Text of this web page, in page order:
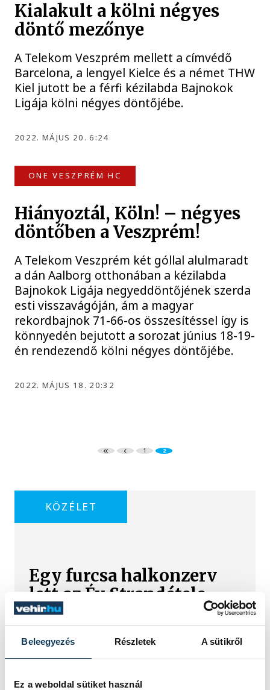
Beleegyezés Részletek A sütikről
Ez a weboldal sütiket használ
Kialakult a kölni négyes
döntő mezőnye
A Telekom Veszprém mellett a címvédő
Barcelona, a lengyel Kielce és a német THW
Kiel jutott be a férfi kézilabda Bajnokok
Ligája kölni négyes döntőjébe.
2022. MÁJUS 20. 6:24
ONE VESZPRÉM HC
Hiányoztál, Köln! – négyes
döntőben a Veszprém!
A Telekom Veszprém két góllal alulmaradt
a dán Aalborg otthonában a kézilabda
Bajnokok Ligája negyeddöntőjének szerda
esti visszavágóján, ám a magyar
rekordbajnok 71-66-os összesítéssel így is
könnyedén bejutott a sorozat június 18-19-
én rendezendő kölni négyes döntőjébe.
2022. MÁJUS 18. 20:32
1 2
KÖZÉLET
Egy furcsa halkonzerv
lett az Év Strandétele -
mutatjuk!
A Balatoni Kör idén tizenkettedik
alkalommal hirdette meg az év
eddiginél több, 22 vendéglátóhely 44